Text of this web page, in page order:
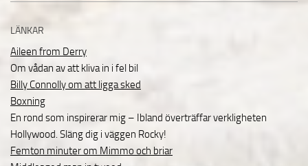
LÄNKAR
Aileen from Derry
Om vådan av att kliva in i fel bil
Billy Connolly om att ligga sked
Boxning
En rond som inspirerar mig – Ibland överträffar verkligheten
Hollywood. Släng dig i väggen Rocky!
Femton minuter om Mimmo och briar